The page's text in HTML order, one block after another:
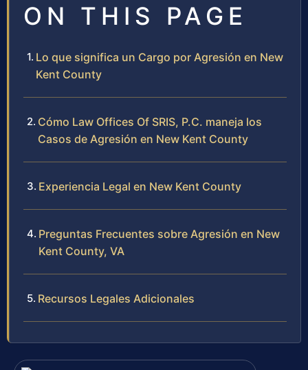
ON THIS PAGE
Lo que significa un Cargo por Agresión en New
Kent County
Cómo Law Offices Of SRIS, P.C. maneja los
Casos de Agresión en New Kent County
Experiencia Legal en New Kent County
Preguntas Frecuentes sobre Agresión en New
Kent County, VA
Recursos Legales Adicionales